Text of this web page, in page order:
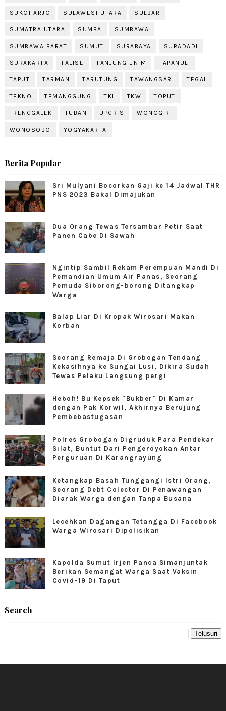
SUKOHARJO SULAWESI UTARA SULBAR
SUMATRA UTARA SUMBA SUMBAWA
SUMBAWA BARAT SUMUT SURABAYA SURADADI
SURAKARTA TALISE TANJUNG ENIM TAPANULI
TAPUT TARMAN TARUTUNG TAWANGSARI TEGAL
TEKNO TEMANGGUNG TKI TKW TOPUT
TRENGGALEK TUBAN UPGRIS WONOGIRI
WONOSOBO YOGYAKARTA
Berita Popular
Sri Mulyani Bocorkan Gaji ke 14 Jadwal THR
PNS 2023 Bakal Dimajukan
Dua Orang Tewas Tersambar Petir Saat
Panen Cabe Di Sawah
Ngintip Sambil Rekam Perempuan Mandi Di
Pemandian Umum Air Panas, Seorang
Pemuda Siborong-borong Ditangkap
Warga
Balap Liar Di Kropak Wirosari Makan
Korban
Seorang Remaja Di Grobogan Tendang
Kekasihnya ke Sungai Lusi, Dikira Sudah
Tewas Pelaku Langsung pergi
Heboh! Bu Kepsek "Bukber" Di Kamar
dengan Pak Korwil, Akhirnya Berujung
Pembebastugasan
Polres Grobogan Digruduk Para Pendekar
Silat, Buntut Dari Pengeroyokan Antar
Perguruan Di Karangrayung
Ketangkap Basah Tunggangi Istri Orang,
Seorang Debt Colector Di Penawangan
Diarak Warga dengan Tanpa Busana
Lecehkan Dagangan Tetangga Di Facebook
Warga Wirosari Dipolisikan
Kapolda Sumut Irjen Panca Simanjuntak
Berikan Semangat Warga Saat Vaksin
Covid-19 Di Taput
Search